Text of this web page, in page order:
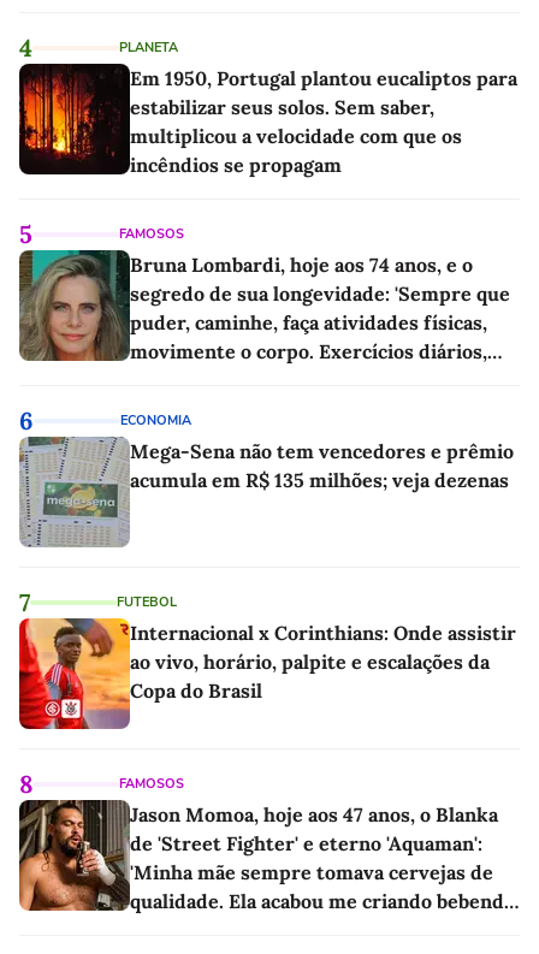
4 PLANETA
Em 1950, Portugal plantou eucaliptos para
estabilizar seus solos. Sem saber,
multiplicou a velocidade com que os
incêndios se propagam
5 FAMOSOS
Bruna Lombardi, hoje aos 74 anos, e o
segredo de sua longevidade: 'Sempre que
puder, caminhe, faça atividades físicas,
movimente o corpo. Exercícios diários,
6 ECONOMIA
Mega-Sena não tem vencedores e prêmio
acumula em R$ 135 milhões; veja dezenas
7 FUTEBOL
Internacional x Corinthians: Onde assistir
ao vivo, horário, palpite e escalações da
Copa do Brasil
8 FAMOSOS
Jason Momoa, hoje aos 47 anos, o Blanka
de 'Street Fighter' e eterno 'Aquaman':
'Minha mãe sempre tomava cervejas de
qualidade. Ela acabou me criando bebendo